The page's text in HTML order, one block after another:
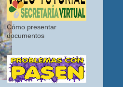
Cómo presentar
documentos